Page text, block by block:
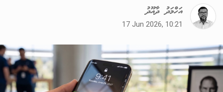
އަހްމަދު ދާއޫދު
17 Jun 2026, 10:21